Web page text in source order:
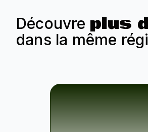
Découvre plus
dans la même